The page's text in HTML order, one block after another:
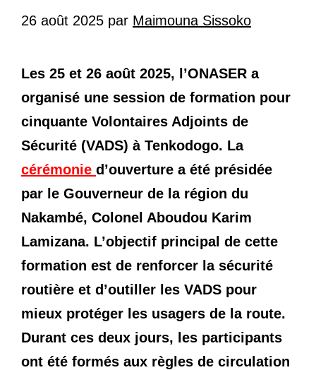
26 août 2025 par Maimouna Sissoko
Les 25 et 26 août 2025, l’ONASER a
organisé une session de formation pour
cinquante Volontaires Adjoints de
Sécurité (VADS) à Tenkodogo. La
cérémonie d’ouverture a été présidée
par le Gouverneur de la région du
Nakambé, Colonel Aboudou Karim
Lamizana. L’objectif principal de cette
formation est de renforcer la sécurité
routière et d’outiller les VADS pour
mieux protéger les usagers de la route.
Durant ces deux jours, les participants
ont été formés aux règles de circulation